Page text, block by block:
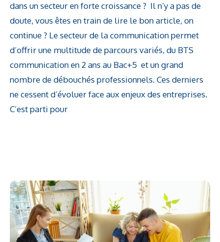
dans un secteur en forte croissance ? Il n’y a pas de
doute, vous êtes en train de lire le bon article, on
continue ? Le secteur de la communication permet
d’offrir une multitude de parcours variés, du BTS
communication en 2 ans au Bac+5 et un grand
nombre de débouchés professionnels. Ces derniers
ne cessent d’évoluer face aux enjeux des entreprises.
C’est parti pour